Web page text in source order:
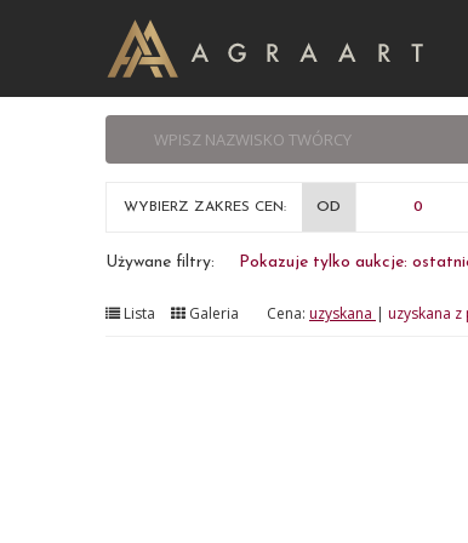
WYBIERZ ZAKRES CEN: OD
Używane filtry: Pokazuje tylko aukcje:
Lista Galeria Cena: uzyskana | uzyskana